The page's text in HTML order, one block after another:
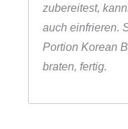
zubereitest,
auch einfrieren.
Portion Korean
braten, fertig.